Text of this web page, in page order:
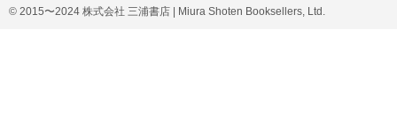
© 2015〜2024 株式会社 三浦書店 | Miura Shoten Booksellers, Ltd.